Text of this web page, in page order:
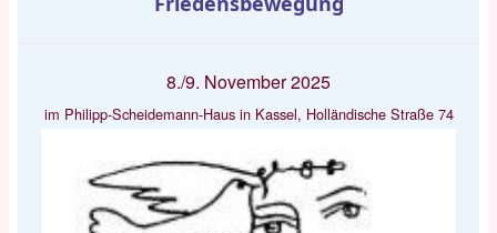
8./9. November 2025
im Philipp-Scheidemann-Haus in Kassel, Holländische Straße 74